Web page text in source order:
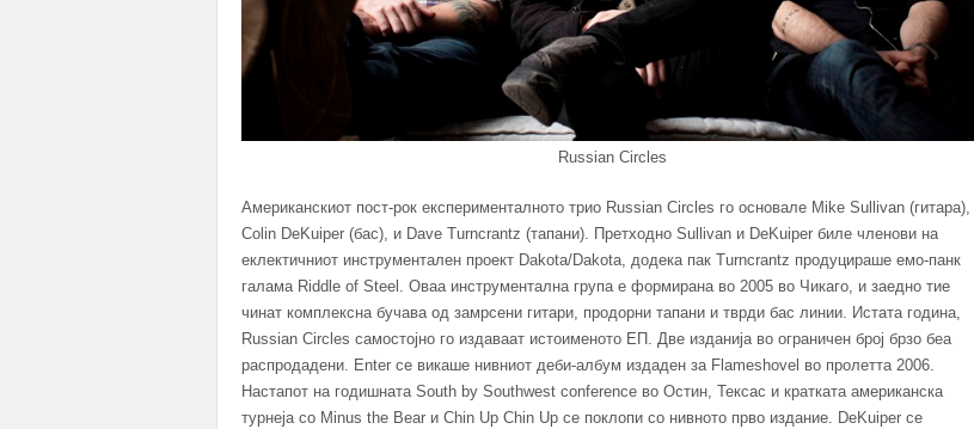
Russian Circles
Американскиот пост-рок експерименталното трио Russian Circles го основале Mike Sullivan (гитара),
Colin DeKuiper (бас), и Dave Turncrantz (тапани). Претходно Sullivan и DeKuiper биле членови на
еклектичниот инструментален проект Dakota/Dakota, додека пак Turncrantz продуцираше емо-панк
галама Riddle of Steel. Оваа инструментална група е формирана во 2005 во Чикаго, и заедно тие
чинат комплексна бучава од замрсени гитари, продорни тапани и тврди бас линии. Истата година,
Russian Circles самостојно го издаваат истоименото ЕП. Две изданија во ограничен број брзо беа
распродадени. Enter се викаше нивниот деби-албум издаден за Flameshovel во пролетта 2006.
Настапот на годишната South by Southwest conference во Остин, Тексас и кратката американска
турнеја со Minus the Bear и Chin Up Chin Up се поклопи со нивното прво издание. DeKuiper се